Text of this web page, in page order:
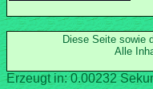
Diese Seite sowie
Alle
Erzeugt in: 0.00232